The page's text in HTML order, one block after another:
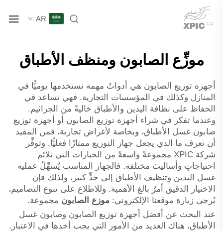
AR
موزِّع الصابون ومنظف الأطباق
أجهزة توزيع الصابون هي أدواتٌ مهمة نستخدمها يوميًّا في
المنازل وكذلك في المؤسسات التجارية. فهي تساعد في
الحفاظ على نظافة اليدين والأطباق خاليةً من الجراثيم.
وعندما تفكر في شراء أجهزة توزيع الصابون أو أجهزة توزيع
صابون غسل الأطباق، وبخاصة لأغراض تجارية، فمن المفيد
أن تعرف ما الذي يجعل جهاز التوزيع ممتازًا فعليًّا. وتوفِّر
شركة XPIC مجموعةً واسعةً من الخيارات التي تلائم
احتياجاتٍ وأساليبَ مختلفة. فالجهاز المناسب يُسهِّلُ عملية
غسل اليدين وتنظيف الأطباق إلى حدٍّ كبير، ولذلك فإن
الاختيار الدقيق أمرٌ بالغ الأهمية. وللاطلاع على تنوع التصاميم،
يُرجى زيارة موقعنا الإلكتروني: موزع الصابون مجموعة.
عند البحث عن أفضل أجهزة توزيع الصابون وصابون غسل
الأطباق، هناك العديد من الأمور التي يجب أخذها في الاعتبار.